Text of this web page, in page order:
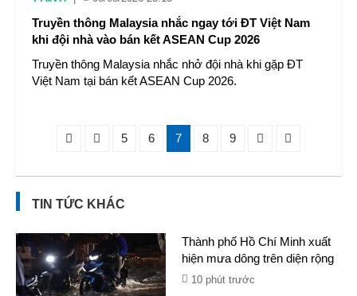
Truyền thông Malaysia nhắc ngay tới ĐT Việt Nam
khi đội nhà vào bán kết ASEAN Cup 2026
Truyền thông Malaysia nhắc nhở đội nhà khi gặp ĐT
Việt Nam tại bán kết ASEAN Cup 2026.
5 6 7 8 9
TIN TỨC KHÁC
Thành phố Hồ Chí Minh xuất
hiện mưa dông trên diện rộng
10 phút trước